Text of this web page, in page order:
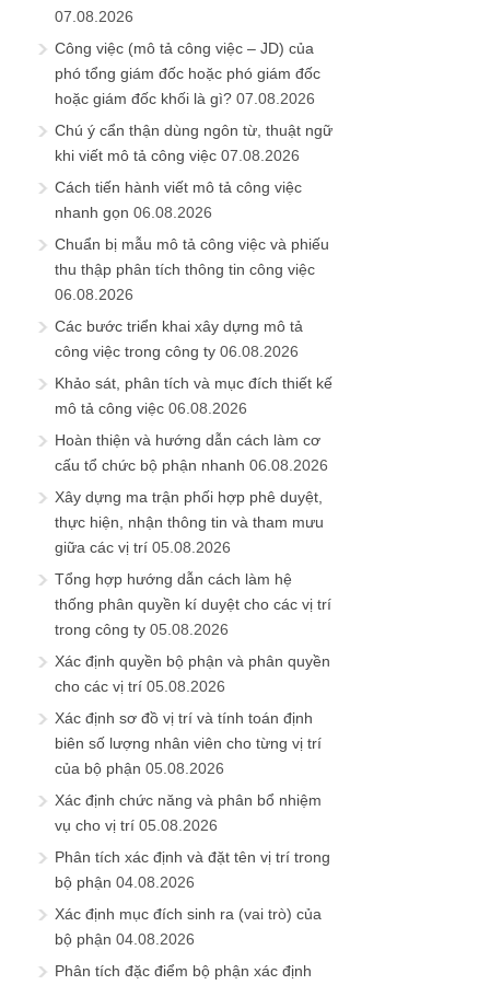
07.08.2026
Công việc (mô tả công việc – JD) của
phó tổng giám đốc hoặc phó giám đốc
hoặc giám đốc khối là gì? 07.08.2026
Chú ý cẩn thận dùng ngôn từ, thuật ngữ
khi viết mô tả công việc 07.08.2026
Cách tiến hành viết mô tả công việc
nhanh gọn 06.08.2026
Chuẩn bị mẫu mô tả công việc và phiếu
thu thập phân tích thông tin công việc
06.08.2026
Các bước triển khai xây dựng mô tả
công việc trong công ty 06.08.2026
Khảo sát, phân tích và mục đích thiết kế
mô tả công việc 06.08.2026
Hoàn thiện và hướng dẫn cách làm cơ
cấu tổ chức bộ phận nhanh 06.08.2026
Xây dựng ma trận phối hợp phê duyệt,
thực hiện, nhận thông tin và tham mưu
giữa các vị trí 05.08.2026
Tổng hợp hướng dẫn cách làm hệ
thống phân quyền kí duyệt cho các vị trí
trong công ty 05.08.2026
Xác định quyền bộ phận và phân quyền
cho các vị trí 05.08.2026
Xác định sơ đồ vị trí và tính toán định
biên số lượng nhân viên cho từng vị trí
của bộ phận 05.08.2026
Xác định chức năng và phân bổ nhiệm
vụ cho vị trí 05.08.2026
Phân tích xác định và đặt tên vị trí trong
bộ phận 04.08.2026
Xác định mục đích sinh ra (vai trò) của
bộ phận 04.08.2026
Phân tích đặc điểm bộ phận xác định